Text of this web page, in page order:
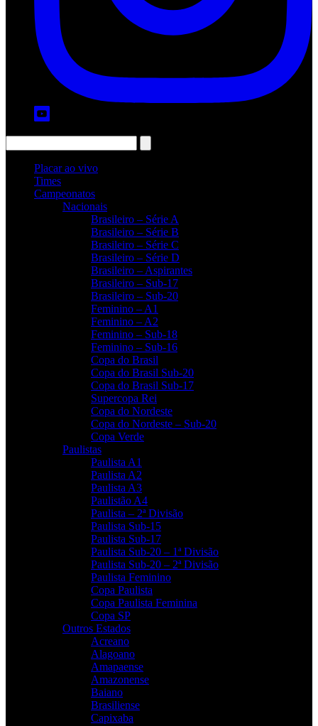
Placar ao vivo
Times
Campeonatos
Nacionais
Brasileiro – Série A
Brasileiro – Série B
Brasileiro – Série C
Brasileiro – Série D
Brasileiro – Aspirantes
Brasileiro – Sub-17
Brasileiro – Sub-20
Feminino – A1
Feminino – A2
Feminino – Sub-18
Feminino – Sub-16
Copa do Brasil
Copa do Brasil Sub-20
Copa do Brasil Sub-17
Supercopa Rei
Copa do Nordeste
Copa do Nordeste – Sub-20
Copa Verde
Paulistas
Paulista A1
Paulista A2
Paulista A3
Paulistão A4
Paulista – 2ª Divisão
Paulista Sub-15
Paulista Sub-17
Paulista Sub-20 – 1ª Divisão
Paulista Sub-20 – 2ª Divisão
Paulista Feminino
Copa Paulista
Copa Paulista Feminina
Copa SP
Outros Estados
Acreano
Alagoano
Amapaense
Amazonense
Baiano
Brasiliense
Capixaba